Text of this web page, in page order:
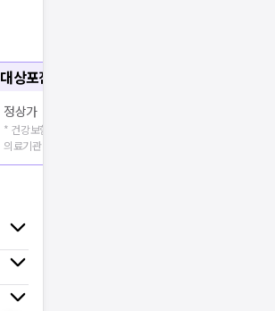
대상포진 예방접종
정상가
* 건강보험심사평가원에 공개된 진료비용을 출처로 합니다. 정확
의료기관에 문의해주세요.